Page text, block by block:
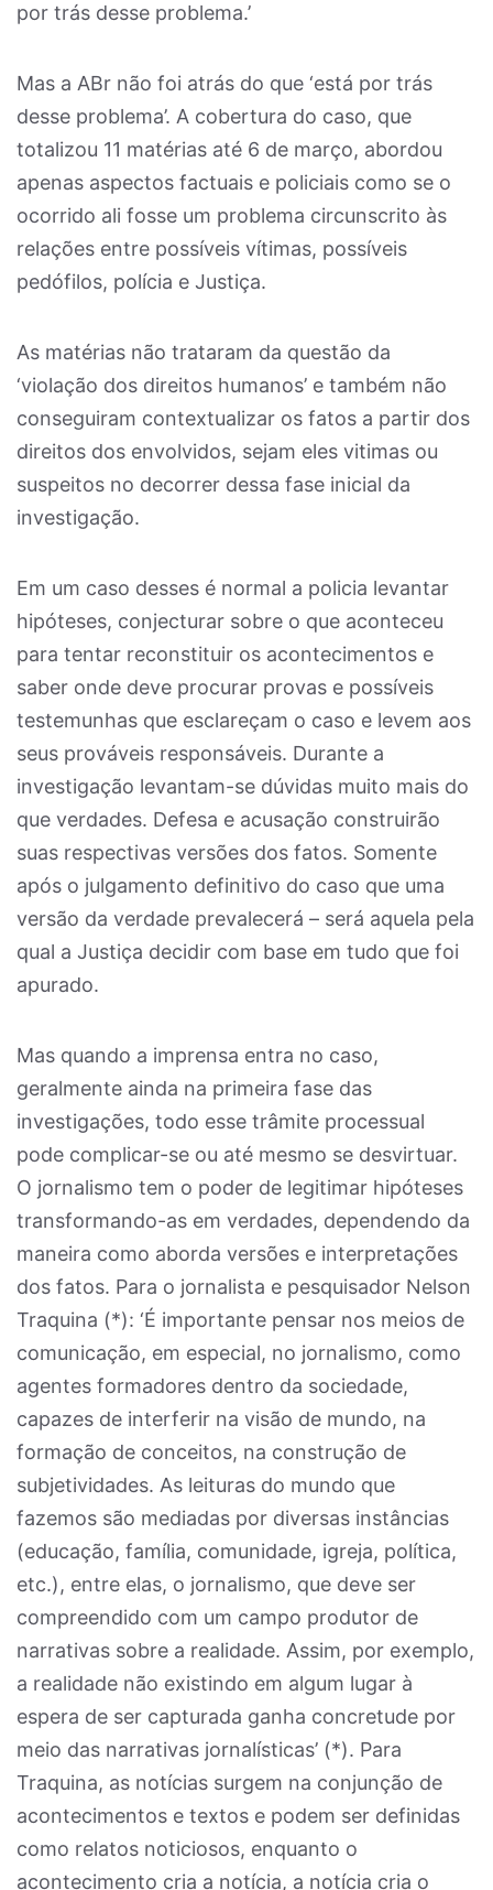
por trás desse problema.’
Mas a ABr não foi atrás do que ‘está por trás
desse problema’. A cobertura do caso, que
totalizou 11 matérias até 6 de março, abordou
apenas aspectos factuais e policiais como se o
ocorrido ali fosse um problema circunscrito às
relações entre possíveis vítimas, possíveis
pedófilos, polícia e Justiça.
As matérias não trataram da questão da
‘violação dos direitos humanos’ e também não
conseguiram contextualizar os fatos a partir dos
direitos dos envolvidos, sejam eles vitimas ou
suspeitos no decorrer dessa fase inicial da
investigação.
Em um caso desses é normal a policia levantar
hipóteses, conjecturar sobre o que aconteceu
para tentar reconstituir os acontecimentos e
saber onde deve procurar provas e possíveis
testemunhas que esclareçam o caso e levem aos
seus prováveis responsáveis. Durante a
investigação levantam-se dúvidas muito mais do
que verdades. Defesa e acusação construirão
suas respectivas versões dos fatos. Somente
após o julgamento definitivo do caso que uma
versão da verdade prevalecerá – será aquela pela
qual a Justiça decidir com base em tudo que foi
apurado.
Mas quando a imprensa entra no caso,
geralmente ainda na primeira fase das
investigações, todo esse trâmite processual
pode complicar-se ou até mesmo se desvirtuar.
O jornalismo tem o poder de legitimar hipóteses
transformando-as em verdades, dependendo da
maneira como aborda versões e interpretações
dos fatos. Para o jornalista e pesquisador Nelson
Traquina (*): ‘É importante pensar nos meios de
comunicação, em especial, no jornalismo, como
agentes formadores dentro da sociedade,
capazes de interferir na visão de mundo, na
formação de conceitos, na construção de
subjetividades. As leituras do mundo que
fazemos são mediadas por diversas instâncias
(educação, família, comunidade, igreja, política,
etc.), entre elas, o jornalismo, que deve ser
compreendido com um campo produtor de
narrativas sobre a realidade. Assim, por exemplo,
a realidade não existindo em algum lugar à
espera de ser capturada ganha concretude por
meio das narrativas jornalísticas’ (*). Para
Traquina, as notícias surgem na conjunção de
acontecimentos e textos e podem ser definidas
como relatos noticiosos, enquanto o
acontecimento cria a notícia, a notícia cria o